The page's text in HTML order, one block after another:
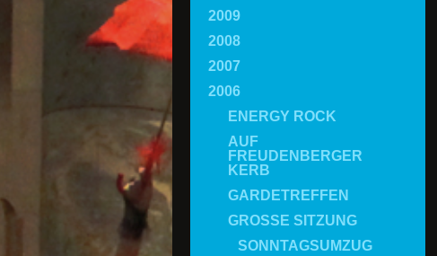
2009
2008
2007
2006
ENERGY ROCK
AUF
FREUDENBERGER
KERB
GARDETREFFEN
GROSSE SITZUNG
SONNTAGSUMZUG